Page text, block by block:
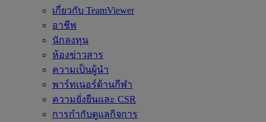
เกี่ยวกับ TeamViewer
อาชีพ
นักลงทุน
ห้องข่าวสาร
ความเป็นผู้นำ
พาร์ทเนอร์ด้านกีฬา
ความยั่งยืนและ CSR
การกำกับดูแลกิจการ